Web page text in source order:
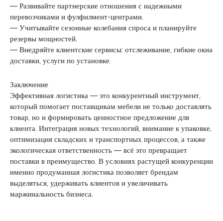
— Развивайте партнерские отношения с надежными
перевозчиками и фулфилмент-центрами.
— Учитывайте сезонные колебания спроса и планируйте
резервы мощностей.
— Внедряйте клиентские сервисы: отслеживание, гибкие окна
доставки, услуги по установке.
Заключение
Эффективная логистика — это конкурентный инструмент,
который помогает поставщикам мебели не только доставлять
товар, но и формировать ценностное предложение для
клиента. Интеграция новых технологий, внимание к упаковке,
оптимизация складских и транспортных процессов, а также
экологическая ответственность — всё это превращает
поставки в преимущество. В условиях растущей конкуренции
именно продуманная логистика позволяет брендам
выделяться, удерживать клиентов и увеличивать
маржинальность бизнеса.